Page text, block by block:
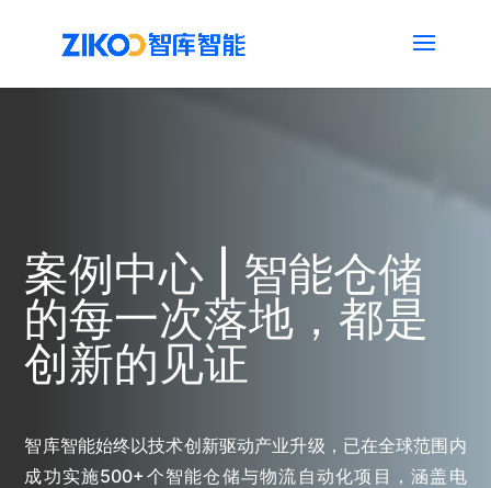
案例中心 | 智能仓储
的每一次落地，都是
创新的见证
智库智能始终以技术创新驱动产业升级，已在全球范围内
成功实施500+个智能仓储与物流自动化项目，涵盖电